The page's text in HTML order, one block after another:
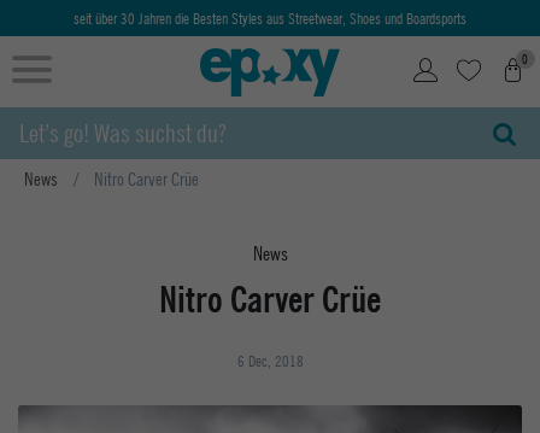
seit über 30 Jahren die Besten Styles aus Streetwear, Shoes und Boardsports
0
News Nitro Carver Crüe
News
Nitro Carver Crüe
6 Dec, 2018